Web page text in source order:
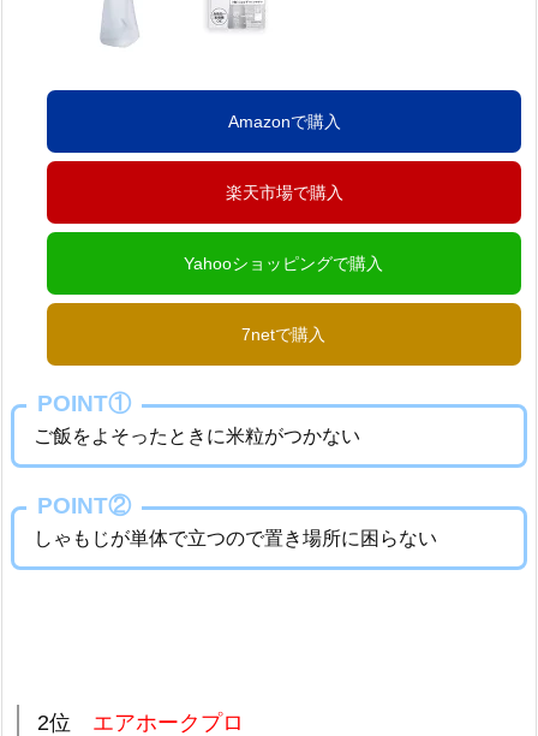
Amazonで購入
楽天市場で購入
Yahooショッピングで購入
7netで購入
POINT①
ご飯をよそったときに米粒がつかない
POINT②
しゃもじが単体で立つので置き場所に困らない
2位 エアホークプロ